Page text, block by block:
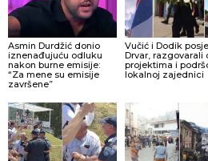
Asmin Durdžić donio
iznenađujuću odluku
nakon burne emisije:
“Za mene su emisije
završene”
Vučić i Dodik
Drvar, razgovarali
projektima i
lokalnoj zajednici